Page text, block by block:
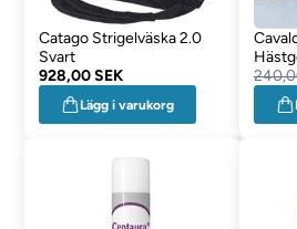
Catago Strigelväska 2.0
Svart
928,00 SEK
Lägg i varukorg